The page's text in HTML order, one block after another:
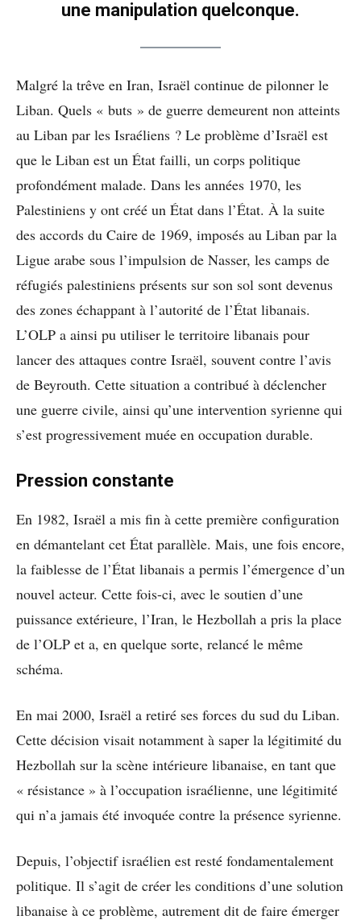
une manipulation quelconque.
Malgré la trêve en Iran, Israël continue de pilonner le
Liban. Quels « buts » de guerre demeurent non atteints
au Liban par les Israéliens ? Le problème d’Israël est
que le Liban est un État failli, un corps politique
profondément malade. Dans les années 1970, les
Palestiniens y ont créé un État dans l’État. À la suite
des accords du Caire de 1969, imposés au Liban par la
Ligue arabe sous l’impulsion de Nasser, les camps de
réfugiés palestiniens présents sur son sol sont devenus
des zones échappant à l’autorité de l’État libanais.
L’OLP a ainsi pu utiliser le territoire libanais pour
lancer des attaques contre Israël, souvent contre l’avis
de Beyrouth. Cette situation a contribué à déclencher
une guerre civile, ainsi qu’une intervention syrienne qui
s’est progressivement muée en occupation durable.
Pression constante
En 1982, Israël a mis fin à cette première configuration
en démantelant cet État parallèle. Mais, une fois encore,
la faiblesse de l’État libanais a permis l’émergence d’un
nouvel acteur. Cette fois-ci, avec le soutien d’une
puissance extérieure, l’Iran, le Hezbollah a pris la place
de l’OLP et a, en quelque sorte, relancé le même
schéma.
En mai 2000, Israël a retiré ses forces du sud du Liban.
Cette décision visait notamment à saper la légitimité du
Hezbollah sur la scène intérieure libanaise, en tant que
« résistance » à l’occupation israélienne, une légitimité
qui n’a jamais été invoquée contre la présence syrienne.
Depuis, l’objectif israélien est resté fondamentalement
politique. Il s’agit de créer les conditions d’une solution
libanaise à ce problème, autrement dit de faire émerger